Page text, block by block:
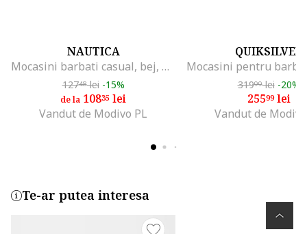
NAUTICA
Mocasini barbati casual, bej, material textil
12748lei -15%
de la 10835 lei
Vandut de Modivo PL
QUIKSILVER
31999lei -20%
25599lei
Vandut de
Te-ar putea interesa